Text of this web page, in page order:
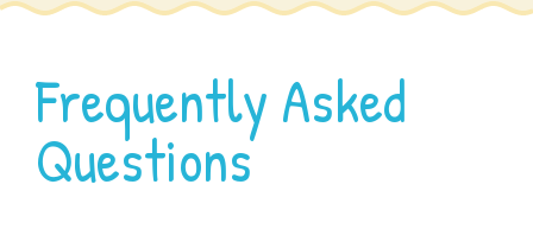
Frequently Asked
Questions